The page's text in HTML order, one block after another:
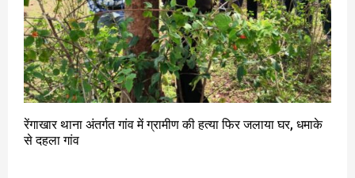
रेंगाखार थाना अंतर्गत गांव में ग्रामीण की हत्या फिर जलाया घर, धमाके
से दहला गांव